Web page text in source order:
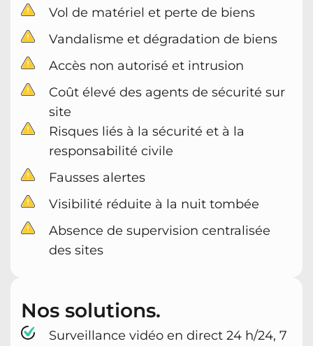
Vol de matériel et perte de biens
Vandalisme et dégradation de biens
Accès non autorisé et intrusion
Coût élevé des agents de sécurité sur
site
Risques liés à la sécurité et à la
responsabilité civile
Fausses alertes
Visibilité réduite à la nuit tombée
Absence de supervision centralisée
des sites
Nos solutions.
Surveillance vidéo en direct 24 h/24, 7